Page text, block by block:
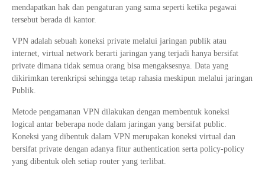
mendapatkan hak dan pengaturan yang sama seperti ketika pegawai
tersebut berada di kantor.
VPN adalah sebuah koneksi private melalui jaringan publik atau
internet, virtual network berarti jaringan yang terjadi hanya bersifat
private dimana tidak semua orang bisa mengaksesnya. Data yang
dikirimkan terenkripsi sehingga tetap rahasia meskipun melalui jaringan
Publik.
Metode pengamanan VPN dilakukan dengan membentuk koneksi
logical antar beberapa node dalam jaringan yang bersifat public.
Koneksi yang dibentuk dalam VPN merupakan koneksi virtual dan
bersifat private dengan adanya fitur authentication serta policy-policy
yang dibentuk oleh setiap router yang terlibat.